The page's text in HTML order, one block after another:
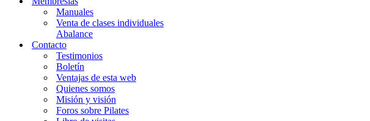
Manuales
Venta de clases individuales
Abalance
Contacto
Testimonios
Boletín
Ventajas de esta web
Quienes somos
Misión y visión
Foros sobre Pilates